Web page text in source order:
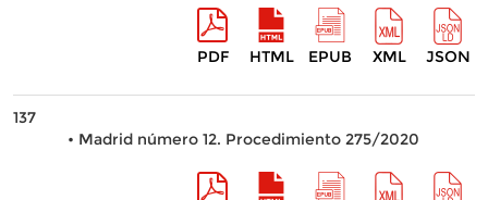
PDF HTML EPUB XML JSON
137
• Madrid número 12. Procedimiento 275/2020